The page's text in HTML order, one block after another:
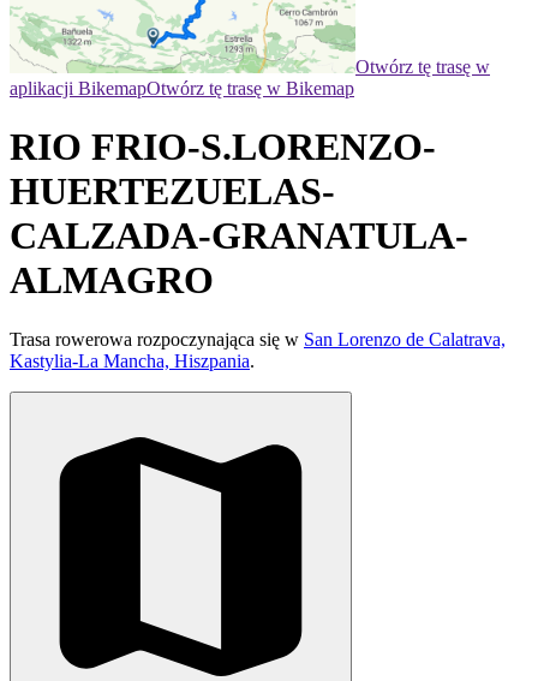
Otwórz tę trasę w
aplikacji BikemapOtwórz tę trasę w Bikemap
RIO FRIO-S.LORENZO-
HUERTEZUELAS-
CALZADA-GRANATULA-
ALMAGRO
Trasa rowerowa rozpoczynająca się w San Lorenzo de Calatrava,
Kastylia-La Mancha, Hiszpania.